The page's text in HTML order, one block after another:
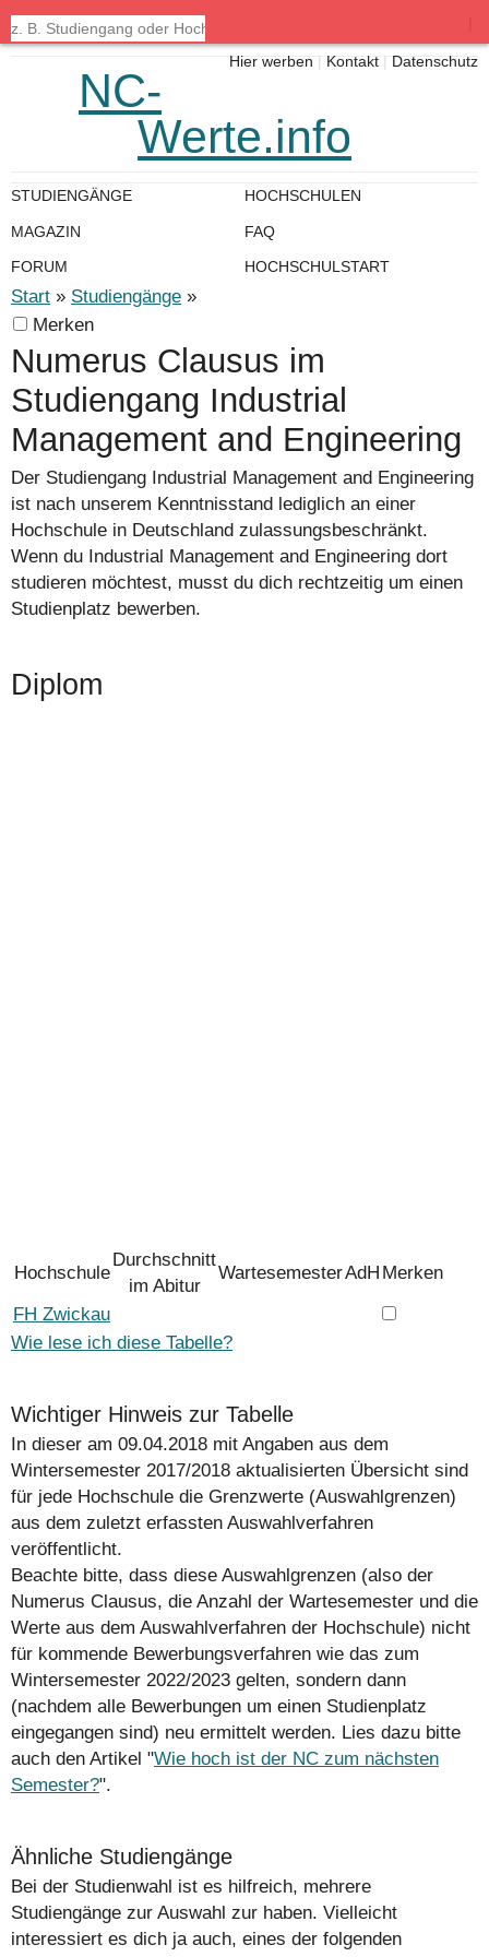
Start » Studiengänge »
Merken
Numerus Clausus im
Studiengang Industrial
Management and Engineering
Der Studiengang Industrial Management and Engineering
ist nach unserem Kenntnisstand lediglich an einer
Hochschule in Deutschland zulassungsbeschränkt.
Wenn du Industrial Management and Engineering dort
studieren möchtest, musst du dich rechtzeitig um einen
Studienplatz bewerben.
Diplom
Hochschule
Durchschnitt
im Abitur
WartesemesterAdH Merken
FH Zwickau
Wie lese ich diese Tabelle?
Wichtiger Hinweis zur Tabelle
In dieser am 09.04.2018 mit Angaben aus dem
Wintersemester 2017/2018 aktualisierten Übersicht sind
für jede Hochschule die Grenzwerte (Auswahlgrenzen)
aus dem zuletzt erfassten Auswahlverfahren
veröffentlicht.
Beachte bitte, dass diese Auswahlgrenzen (also der
Numerus Clausus, die Anzahl der Wartesemester und die
Werte aus dem Auswahlverfahren der Hochschule) nicht
für kommende Bewerbungsverfahren wie das zum
Wintersemester 2022/2023 gelten, sondern dann
(nachdem alle Bewerbungen um einen Studienplatz
eingegangen sind) neu ermittelt werden. Lies dazu bitte
auch den Artikel "Wie hoch ist der NC zum nächsten
Semester?".
Ähnliche Studiengänge
Bei der Studienwahl ist es hilfreich, mehrere
Studiengänge zur Auswahl zur haben. Vielleicht
interessiert es dich ja auch, eines der folgenden
Hier werben Kontakt Datenschutz
NC-
Werte.info
STUDIENGÄNGE HOCHSCHULEN
MAGAZIN FAQ
FORUM HOCHSCHULSTART